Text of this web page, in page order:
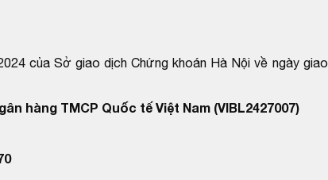
của Sở giao dịch Chứng khoán Hà Nội về ngày giao
hàng TMCP Quốc tế Việt Nam (VIBL2427007)